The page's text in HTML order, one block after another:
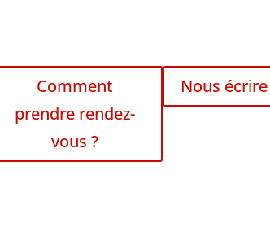
Comment
prendre rendez-
vous ?
Nous écrire